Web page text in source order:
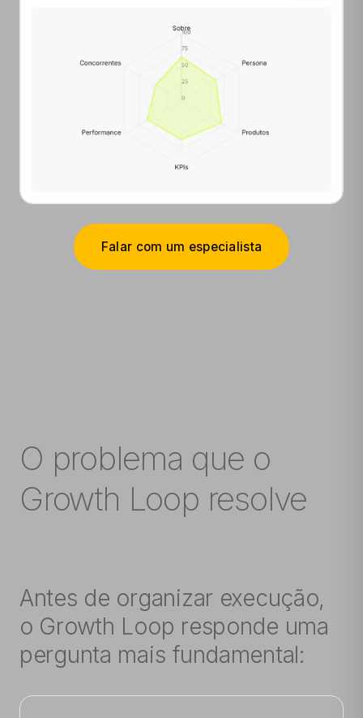
Falar com um especialista
O problema que o
Growth Loop resolve
Antes de organizar execução,
o Growth Loop responde uma
pergunta mais fundamental: